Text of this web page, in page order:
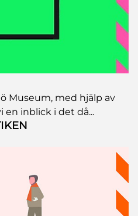
Museum, med hjälp av
en inblick i det då...